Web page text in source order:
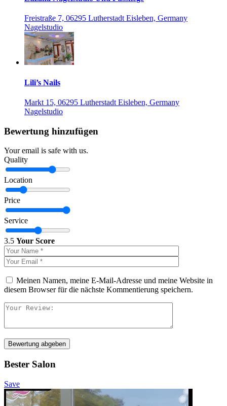
Freistraße 7, 06295 Lutherstadt Eisleben, Germany
Nagelstudio
Lili’s Nails
Markt 15, 06295 Lutherstadt Eisleben, Germany
Nagelstudio
Bewertung hinzufügen
Your email is safe with us.
Quality
Location
Price
Service
3.5 Your Score
Meinen Namen, meine E-Mail-Adresse und meine Website in
diesem Browser für die nächste Kommentierung speichern.
Bewertung abgeben
Bester Salon
Save